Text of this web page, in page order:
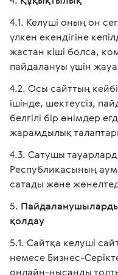
Келуші оның он
үлкен екендігіне
жастан кіші болса,
пайдалануы үшін
Осы сайттың
ішінде, шектеусіз,
белгілі бір өнімдер
жарамдылық
Сатушы
Республикасының
сатады және
Пайдаланушыларды
қолдау
Сайтқа келуші
немесе Бизнес-
онлайн-нысанды